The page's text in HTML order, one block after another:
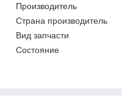
Производитель
Страна производитель
Вид запчасти
Состояние